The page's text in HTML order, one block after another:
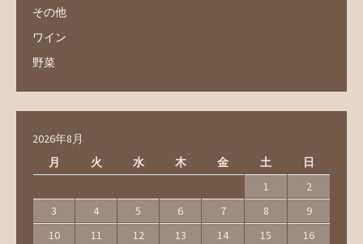
その他
ワイン
野菜
2026年8月
月
火 水 木 金 土 日
1
2
3
4 5 6 7 8
9
10
11 12 13 14 15
16